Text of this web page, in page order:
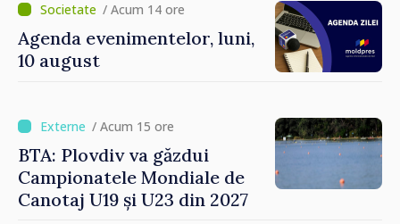
/ Acum 14 ore
Agenda evenimentelor, luni,
10 august
/ Acum 15 ore
BTA: Plovdiv va găzdui
Campionatele Mondiale de
Canotaj U19 și U23 din 2027